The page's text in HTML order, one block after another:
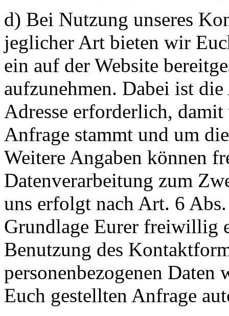
d) Bei Nutzung unseres
jeglicher Art bieten wir
ein auf der Website
aufzunehmen. Dabei ist
Adresse erforderlich,
Anfrage stammt und um
Weitere Angaben können
Datenverarbeitung zum
uns erfolgt nach Art. 6
Grundlage Eurer freiwillig
Benutzung des
personenbezogenen
Euch gestellten Anfrage